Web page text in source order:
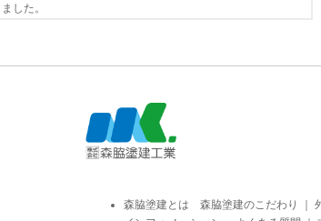
した。
森脇塗建とは 森脇塗建のこだわり